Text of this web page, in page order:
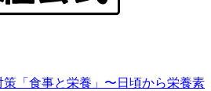
策「食事と栄養」〜日頃から栄養素